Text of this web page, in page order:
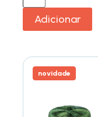
Adicionar
novidade